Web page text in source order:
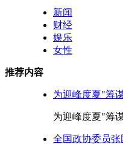
新闻
财经
娱乐
女性
推荐内容
为迎峰度夏"筹
为迎峰度夏"筹
全国政协委员